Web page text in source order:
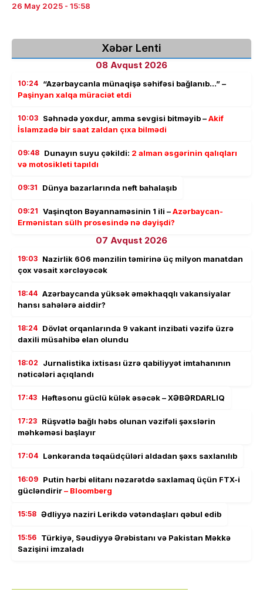
26 May 2025 - 15:58
Xəbər Lenti
08 Avqust 2026
10:24 “Azərbaycanla münaqişə səhifəsi bağlanıb…” –
Paşinyan xalqa müraciət etdi
10:03 Səhnədə yoxdur, amma sevgisi bitməyib –Akif
İslamzadə bir saat zaldan çıxa bilmədi
09:48 Dunayın suyu çəkildi: 2 alman əsgərinin qalıqları
və motosikleti tapıldı
09:31 Dünya bazarlarında neft bahalaşıb
09:21 Vaşinqton Bəyannaməsinin 1 ili –Azərbaycan-
Ermənistan sülh prosesində nə dəyişdi?
07 Avqust 2026
19:03 Nazirlik 606 mənzilin təmirinə üç milyon manatdan
çox vəsait xərcləyəcək
18:44 Azərbaycanda yüksək əməkhaqqlı vakansiyalar
hansı sahələrə aiddir?
18:24 Dövlət orqanlarında 9 vakant inzibati vəzifə üzrə
daxili müsahibə elan olundu
18:02
Jurnalistika ixtisası üzrə qabiliyyət imtahanının
nəticələri açıqlandı
17:43 Həftəsonu güclü külək əsəcək – XƏBƏRDARLIQ
17:23 Rüşvətlə bağlı həbs olunan vəzifəli şəxslərin
məhkəməsi başlayır
17:04 Lənkəranda təqaüdçüləri aldadan şəxs saxlanılıb
16:09 Putin hərbi elitanı nəzarətdə saxlamaq üçün FTX-i
gücləndirir– Bloomberg
15:58 Ədliyyə naziri Lerikdə vətəndaşları qəbul edib
15:56 Türkiyə, Səudiyyə Ərəbistanı və Pakistan Məkkə
Sazişini imzaladı